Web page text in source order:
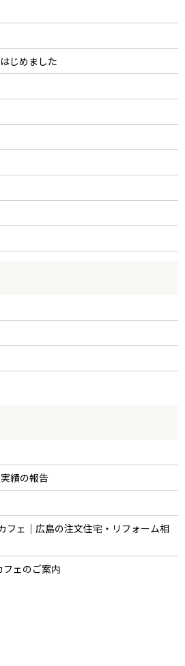
じめました
績の報告
フェ｜広島の注文住宅・リフォーム相
ェのご案内